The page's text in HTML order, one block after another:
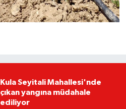
Kula Seyitali Mahallesi'nde
çıkan yangına müdahale
ediliyor